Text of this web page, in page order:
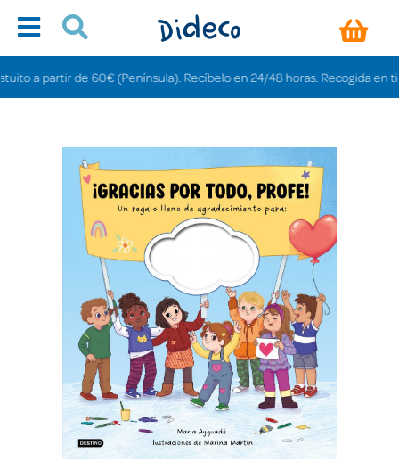
a partir de 60€ (Península). Recíbelo en 24/48 horas. Recogida en